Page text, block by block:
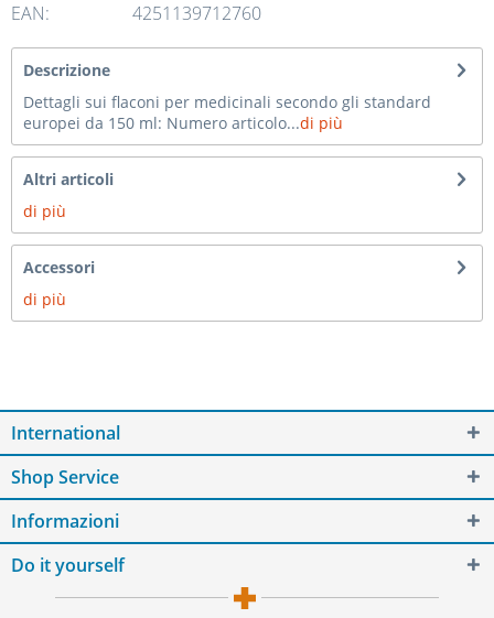
EAN:
4251139712760
Descrizione
Dettagli sui flaconi per medicinali secondo gli standard
europei da 150 ml: Numero articolo...di più
Altri articoli
di più
Accessori
di più
International
Shop Service
Informazioni
Do it yourself